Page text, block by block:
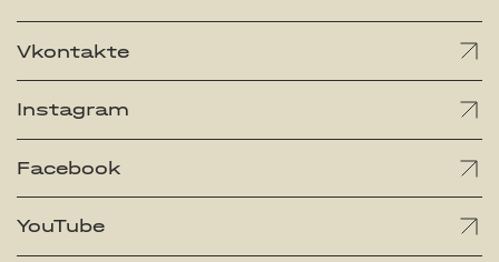
Vkontakte
Instagram
Facebook
YouTube